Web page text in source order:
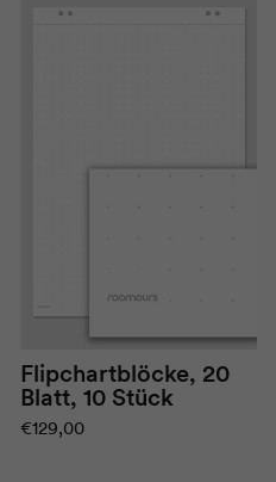
Flipchartblöcke, 20
Blatt, 10 Stück
€129,00